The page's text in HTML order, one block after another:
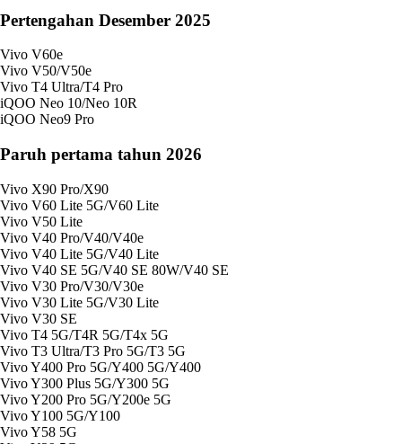
Pertengahan Desember 2025
Vivo V60e
Vivo V50/V50e
Vivo T4 Ultra/T4 Pro
iQOO Neo 10/Neo 10R
iQOO Neo9 Pro
Paruh pertama tahun 2026
Vivo X90 Pro/X90
Vivo V60 Lite 5G/V60 Lite
Vivo V50 Lite
Vivo V40 Pro/V40/V40e
Vivo V40 Lite 5G/V40 Lite
Vivo V40 SE 5G/V40 SE 80W/V40 SE
Vivo V30 Pro/V30/V30e
Vivo V30 Lite 5G/V30 Lite
Vivo V30 SE
Vivo T4 5G/T4R 5G/T4x 5G
Vivo T3 Ultra/T3 Pro 5G/T3 5G
Vivo Y400 Pro 5G/Y400 5G/Y400
Vivo Y300 Plus 5G/Y300 5G
Vivo Y200 Pro 5G/Y200e 5G
Vivo Y100 5G/Y100
Vivo Y58 5G